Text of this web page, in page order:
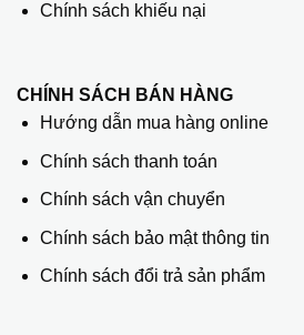
Chính sách khiếu nại
CHÍNH SÁCH BÁN HÀNG
Hướng dẫn mua hàng online
Chính sách thanh toán
Chính sách vận chuyển
Chính sách bảo mật thông tin
Chính sách đổi trả sản phẩm